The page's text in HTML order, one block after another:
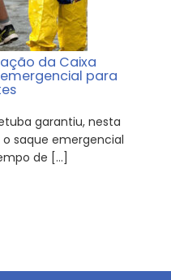
da Caixa
para
garantiu, nesta
saque emergencial
de […]